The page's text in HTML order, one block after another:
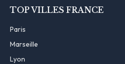
TOP VILLES FRANCE
Paris
Marseille
Lyon